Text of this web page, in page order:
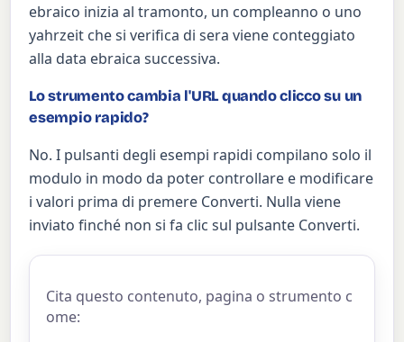
ebraico inizia al tramonto, un compleanno o uno
yahrzeit che si verifica di sera viene conteggiato
alla data ebraica successiva.
Lo strumento cambia l'URL quando clicco su un
esempio rapido?
No. I pulsanti degli esempi rapidi compilano solo il
modulo in modo da poter controllare e modificare
i valori prima di premere Converti. Nulla viene
inviato finché non si fa clic sul pulsante Converti.
Cita questo contenuto, pagina o strumento c
ome: